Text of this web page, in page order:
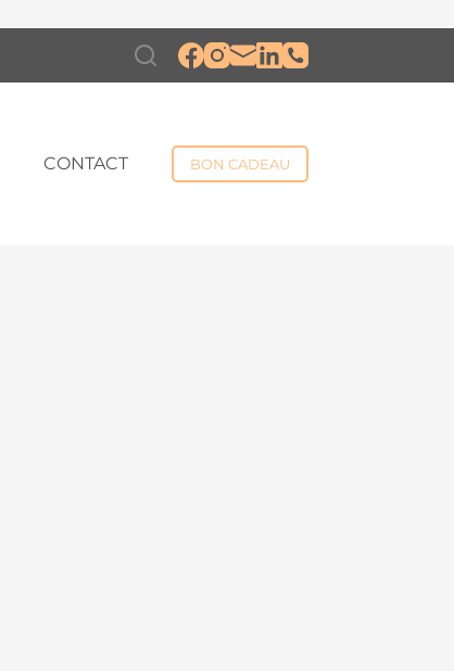
CONTACT BON CADEAU